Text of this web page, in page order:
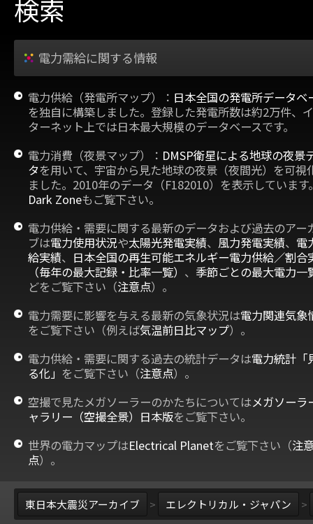
検索
電力需給に関する情報
電力供給（発電所マップ）： 日本全国の発電所データベ
を独自に構築しました。登録した発電所数は約2万件、
ターネット上では日本最大規模のデータベースです。
電力消費（夜景マップ）： DMSP衛星による地球の夜景
タを用いて、宇宙から見た地球の夜景（夜間光）を可視
ました。2010年のデータ（F182010）を表示しています
Dark Zoneもご覧下さい。
電力供給・需要に関する最新のデータおよび過去のアー
ブは電力使用状況や太陽光発電実績、 風力発電実績、 電
給実績、 日本全国の再生可能エネルギー電力供給／割合
（毎年の最大記録・比率一覧） 、 季節ごとの最大電力一
どをご覧下さい（注意点）。
電力需要に影響を与える最新の気象状況は電力関連気象
をご覧下さい（例えば気温前日比マップ）。
電力供給・需要に関する過去の統計データは電力統計「
る化」 をご覧下さい（注意点）。
空撮で見たメガソーラーのかたちについてはメガソーラ
ャラリー（空撮全景）日本版をご覧下さい。
世界の電力マップはElectrical Planetをご覧下さい（注
点）。
東日本大震災アーカイブ > エレクトリカル・ジャパン >